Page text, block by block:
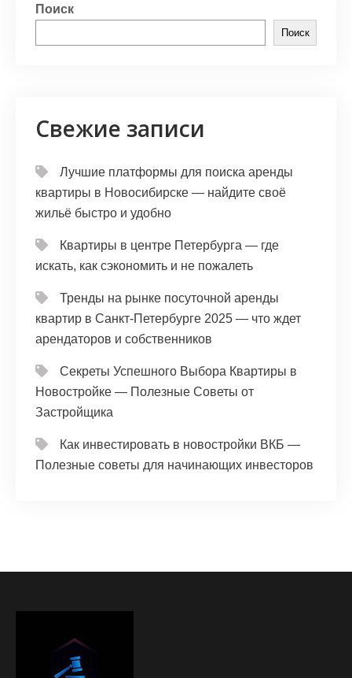
Поиск
Поиск
Свежие записи
Лучшие платформы для поиска аренды
квартиры в Новосибирске — найдите своё
жильё быстро и удобно
Квартиры в центре Петербурга — где
искать, как сэкономить и не пожалеть
Тренды на рынке посуточной аренды
квартир в Санкт-Петербурге 2025 — что ждет
арендаторов и собственников
Секреты Успешного Выбора Квартиры в
Новостройке — Полезные Советы от
Застройщика
Как инвестировать в новостройки ВКБ —
Полезные советы для начинающих инвесторов